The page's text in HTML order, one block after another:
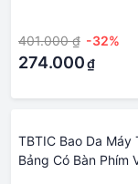
5 pro 6 Trong 1
401.000 ₫ -32%
274.000₫
TBTIC Bao Da Máy
Bảng Có Bàn Phím